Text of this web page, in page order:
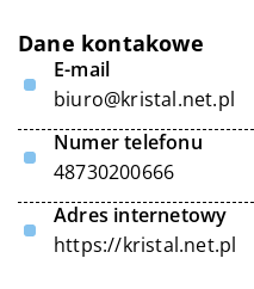
Dane kontakowe
E-mail
biuro@kristal.net.pl
Numer telefonu
48730200666
Adres internetowy
https://kristal.net.pl